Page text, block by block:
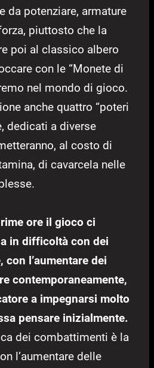
da potenziare, armature
piuttosto che la
poi al classico albero
con le “Monete di
nel mondo di gioco.
anche quattro “poteri
dedicati a diverse
al costo di
di cavarcela nelle
ore il gioco ci
in difficoltà con dei
l’aumentare dei
contemporaneamente,
a impegnarsi molto
pensare inizialmente.
dei combattimenti è la
l’aumentare delle